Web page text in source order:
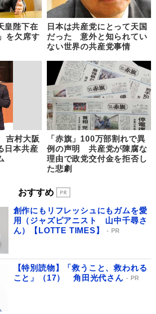
皇陛下在
を欠席す
日本は共産党にとって天国
だった 意外と知られてい
ない世界の共産党事情
吉村大阪
日本共産
「赤旗」100万部割れで異
例の声明 共産党が陳腐な
理由で政党交付金を拒否し
た悲劇
おすすめ
創作にもリフレッシュにもガムを愛
用（ジャズピアニスト 山中千尋さ
ん）【LOTTE TIMES】
PR
【特別読物】「救うこと、救われる
こと」（17） 角田光代さん
PR